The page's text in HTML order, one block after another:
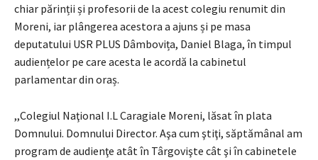
chiar părinții și profesorii de la acest colegiu renumit din
Moreni, iar plângerea acestora a ajuns și pe masa
deputatului USR PLUS Dâmbovița, Daniel Blaga, în timpul
audiențelor pe care acesta le acordă la cabinetul
parlamentar din oraș.
,,Colegiul Naţional I.L Caragiale Moreni, lăsat în plata
Domnului. Domnului Director. Aşa cum ştiţi, săptămânal am
program de audienţe atât în Târgovişte cât şi în cabinetele